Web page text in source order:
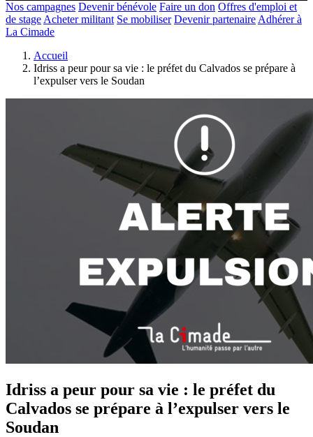
Nos campagnes Devenir bénévole Faire un don Offres d'emploi et
de stage Acheter militant Se mobiliser Devenir partenaire Adhérer à
La Cimade
Accueil
Idriss a peur pour sa vie : le préfet du Calvados se prépare à
l’expulser vers le Soudan
Idriss a peur pour sa vie : le préfet du
Calvados se prépare à l’expulser vers le
Soudan